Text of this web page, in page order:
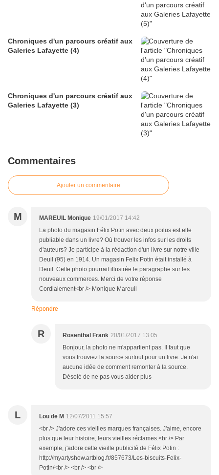
Chroniques d'un parcours créatif aux
Galeries Lafayette (4)
Chroniques d'un parcours créatif aux
Galeries Lafayette (3)
Commentaires
Ajouter un commentaire
M MAREUIL Monique 19/01/2017 14:42
La photo du magasin Félix Potin avec deux poilus est elle
publiable dans un livre? Où trouver les infos sur les droits
d'auteurs? Je participe à la rédaction d'un livre sur notre ville
Deuil (95) en 1914. Un magasin Felix Potin était installé à
Deuil. Cette photo pourrait illustrée le paragraphe sur les
nouveaux commerces. Merci de votre réponse
Cordialement<br /> Monique Mareuil
Répondre
R Rosenthal Frank 20/01/2017 13:05
Bonjour, la photo ne m'appartient pas. Il faut que
vous trouviez la source surtout pour un livre. Je n'ai
aucune idée de comment remonter à la source.
Désolé de ne pas vous aider plus
L Lou de M 12/07/2011 15:57
<br /> J'adore ces vieilles marques françaises. J'aime, encore
plus que leur histoire, leurs vieilles réclames.<br /> Par
exemple, j'adore cette vieille publicité de Félix Potin :
http://myartyshow.artblog.fr/857673/Les-biscuits-Felix-
Potin/<br /> <br /> <br />